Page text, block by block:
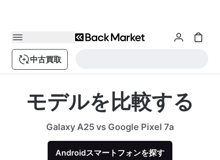
中古買取
モデルを比較する
Galaxy A25 vs Google Pixel 7a
Androidスマートフォンを探す